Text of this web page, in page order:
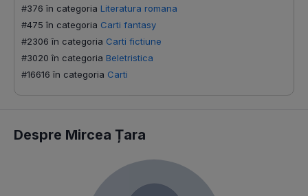
#376 în categoria Literatura romana
#475 în categoria Carti fantasy
#2306 în categoria Carti fictiune
#3020 în categoria Beletristica
#16616 în categoria Carti
Despre Mircea Țara